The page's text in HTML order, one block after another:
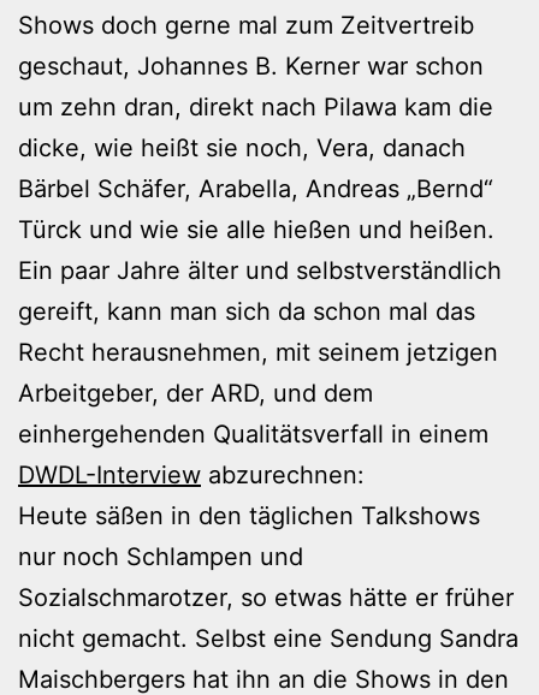
Shows doch gerne mal zum Zeitvertreib
geschaut, Johannes B. Kerner war schon
um zehn dran, direkt nach Pilawa kam die
dicke, wie heißt sie noch, Vera, danach
Bärbel Schäfer, Arabella, Andreas „Bernd“
Türck und wie sie alle hießen und heißen.
Ein paar Jahre älter und selbstverständlich
gereift, kann man sich da schon mal das
Recht herausnehmen, mit seinem jetzigen
Arbeitgeber, der ARD, und dem
einhergehenden Qualitätsverfall in einem
DWDL-Interview abzurechnen:
Heute säßen in den täglichen Talkshows
nur noch Schlampen und
Sozialschmarotzer, so etwas hätte er früher
nicht gemacht. Selbst eine Sendung Sandra
Maischbergers hat ihn an die Shows in den